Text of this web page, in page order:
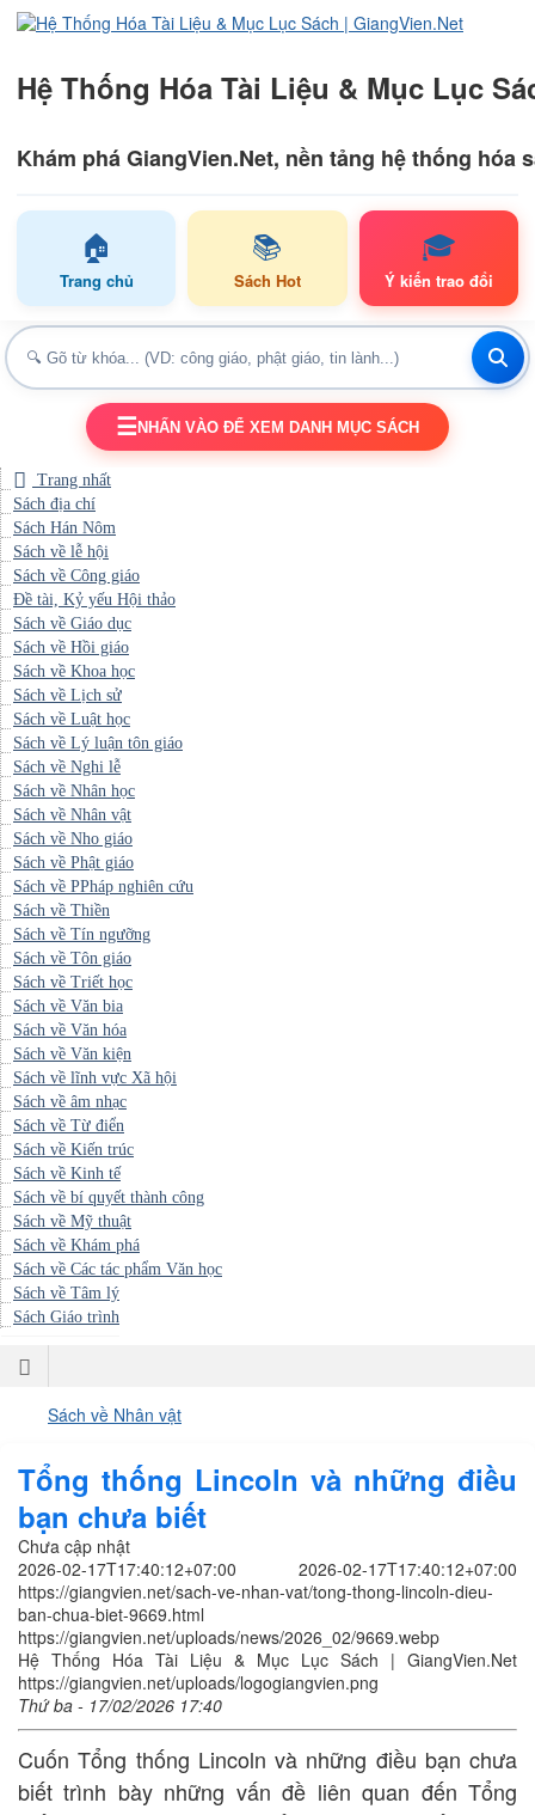
Hệ Thống Hóa Tài Liệu & Mục Lục
Khám phá GiangVien.Net, nền tảng hệ thống
🏠
Trang chủ
📚
Sách Hot
🎓
Ý kiến trao đổi
TOGGLE NAVIGATION
☰NHẤN VÀO ĐỂ XEM DANH MỤC SÁCH
Trang nhất
Sách địa chí
Sách Hán Nôm
Sách về lễ hội
Sách về Công giáo
Đề tài, Kỷ yếu Hội thảo
Sách về Giáo dục
Sách về Hồi giáo
Sách về Khoa học
Sách về Lịch sử
Sách về Luật học
Sách về Lý luận tôn giáo
Sách về Nghi lễ
Sách về Nhân học
Sách về Nhân vật
Sách về Nho giáo
Sách về Phật giáo
Sách về PPháp nghiên cứu
Sách về Thiền
Sách về Tín ngưỡng
Sách về Tôn giáo
Sách về Triết học
Sách về Văn bia
Sách về Văn hóa
Sách về Văn kiện
Sách về lĩnh vực Xã hội
Sách về âm nhạc
Sách về Từ điển
Sách về Kiến trúc
Sách về Kinh tế
Sách về bí quyết thành công
Sách về Mỹ thuật
Sách về Khám phá
Sách về Các tác phẩm Văn học
Sách về Tâm lý
Sách Giáo trình
Sách về Nhân vật
Tổng thống Lincoln và những điều
bạn chưa biết
Chưa cập nhật
2026-02-17T17:40:12+07:00
2026-02-17T17:40:12+07:00
https://giangvien.net/sach-ve-nhan-vat/tong-thong-lincoln-dieu-
ban-chua-biet-9669.html
https://giangvien.net/uploads/news/2026_02/9669.webp
Hệ Thống Hóa Tài Liệu & Mục Lục Sách | GiangVien.Net
https://giangvien.net/uploads/logogiangvien.png
Thứ ba - 17/02/2026 17:40
Cuốn Tổng thống Lincoln và những điều bạn chưa
biết trình bày những vấn đề liên quan đến Tổng